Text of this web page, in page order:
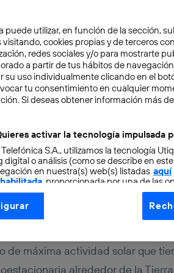
3 min
el rescate
al
de máxima actividad solar que
alrededor de la
puede utilizar, en función de la sección,
visitando, cookies propias y de terceros
redes sociales y/o para mostrarte
a partir de tus hábitos de
su uso individualmente clicando en el
tu consentimiento en cualquier
Si deseas obtener información más
activar la tecnología impulsada
S.A., utilizamos la tecnología
digital o análisis (como se describe en
en nuestra(s) web(s) listadas aquí
, proporcionada por una de las
consentimiento en cada página web).
Utiq está diseñada con la privacidad
tu dirección IP y otra información de la
la conexión que utilizas (p. ej., número de